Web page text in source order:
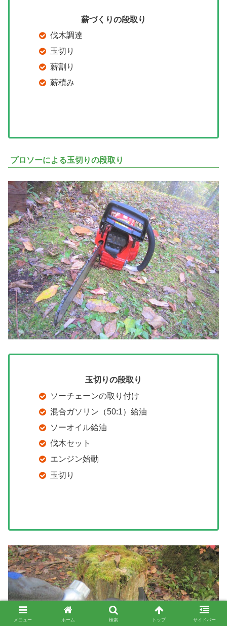
薪づくりの段取り
伐木調達
玉切り
薪割り
薪積み
プロソーによる玉切りの段取り
玉切りの段取り
ソーチェーンの取り付け
混合ガソリン（50:1）給油
ソーオイル給油
伐木セット
エンジン始動
玉切り
メニュー ホーム 検索 トップ サイドバー